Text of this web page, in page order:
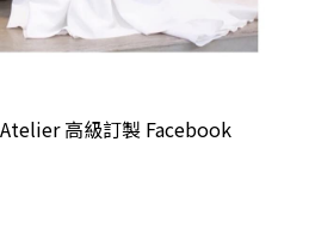
高級訂製 Facebook